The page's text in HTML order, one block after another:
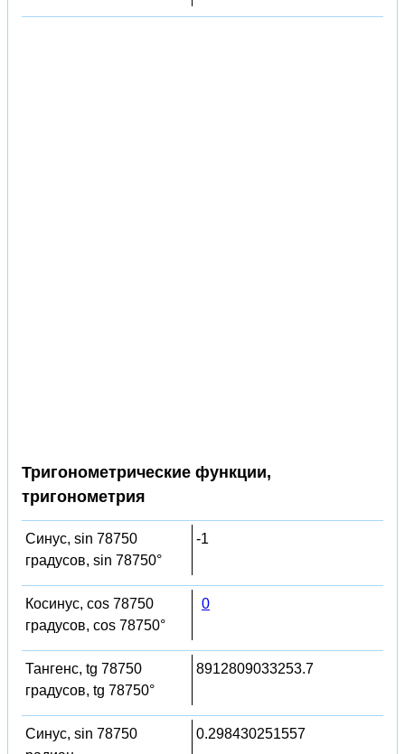
Тригонометрические функции,
тригонометрия
Синус, sin 78750
градусов, sin 78750°
-1
Косинус, cos 78750
градусов, cos 78750°
0
Тангенс, tg 78750
градусов, tg 78750°
8912809033253.7
Синус, sin 78750
0.298430251557